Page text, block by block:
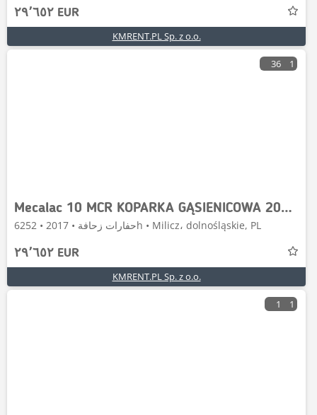
٢٩٬٦٥٢ EUR
KMRENT.PL Sp. z o.o.
36 1
Mecalac 10 MCR KOPARKA GĄSIENICOWA 2017R. | MECALAC 8 MCR
حفارات زحافة • 2017 • 6252h • Milicz، dolnośląskie, PL
٢٩٬٦٥٢ EUR
KMRENT.PL Sp. z o.o.
1 1